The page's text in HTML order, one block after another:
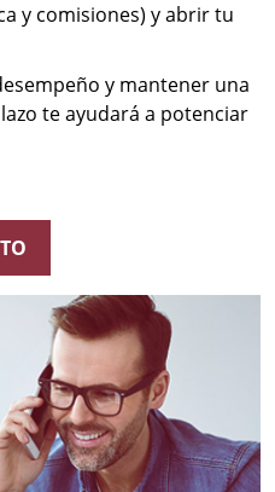
y comisiones) y abrir tu
y mantener una
te ayudará a potenciar